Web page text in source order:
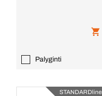
Palyginti
STANDARDline